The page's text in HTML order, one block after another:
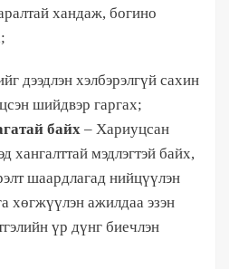
хандаж, богино
дээдлэн хэлбэрэлгүй сахин
шийдвэр гаргах;
байх – Хариуцсан
хангалттай мэдлэгтэй байх,
шаардлагад нийцүүлэн
хөгжүүлэн ажилдаа эзэн
үр дүнг биечлэн